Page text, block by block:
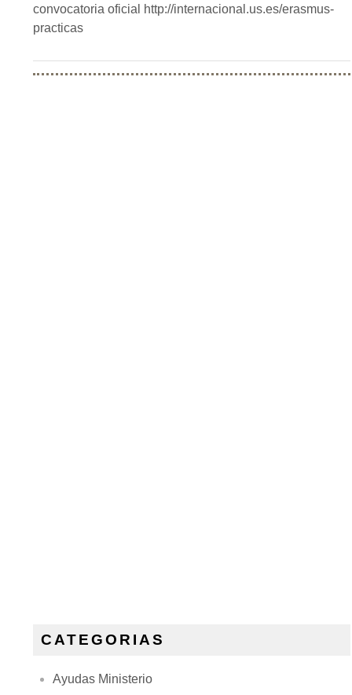
convocatoria oficial http://internacional.us.es/erasmus-
practicas
CATEGORIAS
Ayudas Ministerio